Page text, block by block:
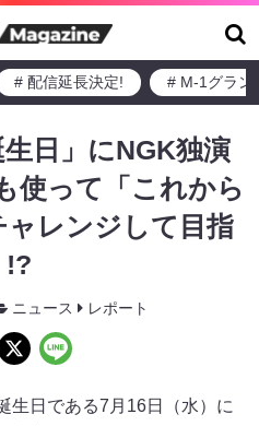
# 配信延長決定! # M-1グラン
日」にNGK独演
使って「これから
レンジして目指
!?
ニュース レポート
生日である7月16日（水）に